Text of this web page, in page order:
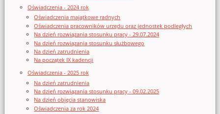
Oświadczenia - 2024 rok
Oświadczenia majątkowe radnych
Oświadczenia pracowników urzędu oraz jednostek podległych
Na dzień rozwiązania stosunku pracy - 29.07.2024
Na dzień rozwiązania stosunku służbowego
Na dzień zatrudnienia
Na początek IX kadencji
Oświadczenia - 2025 rok
Na dzień zatrudnienia
Na dzień rozwiązania stosunku pracy - 09.02.2025
Na dzień objęcia stanowiska
Oświadczenia za rok 2024